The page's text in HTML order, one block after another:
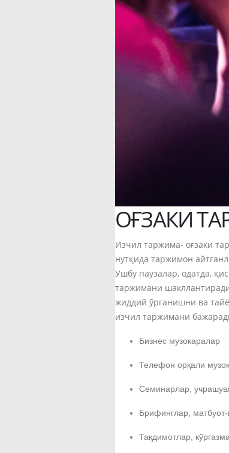
ОҒЗАКИ
Изчил таржима- оғзаки
нутқида таржимон
Ушбу паузалар, одатда,
таржимани
жиддий ўрганишни ва
изчил таржимани
Бизнес музокаралар
Телефон орқали
Семинарлар,
Брифинглар,
Тақдимотлар,